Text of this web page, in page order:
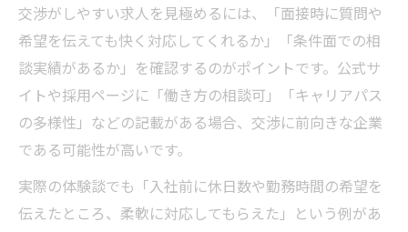
交渉がしやすい求人を見極めるには、「面接時に質問や
希望を伝えても快く対応してくれるか」「条件面での相
談実績があるか」を確認するのがポイントです。公式サ
イトや採用ページに「働き方の相談可」「キャリアパス
の多様性」などの記載がある場合、交渉に前向きな企業
である可能性が高いです。
実際の体験談でも「入社前に休日数や勤務時間の希望を
伝えたところ、柔軟に対応してもらえた」という例があ